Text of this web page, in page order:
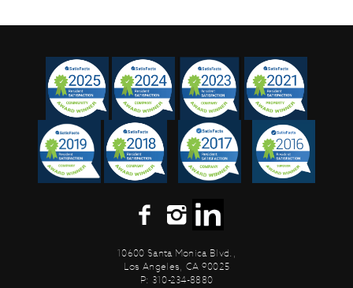
10600 Santa Monica Blvd.,
Los Angeles, CA 90025
P: 310-234-8880